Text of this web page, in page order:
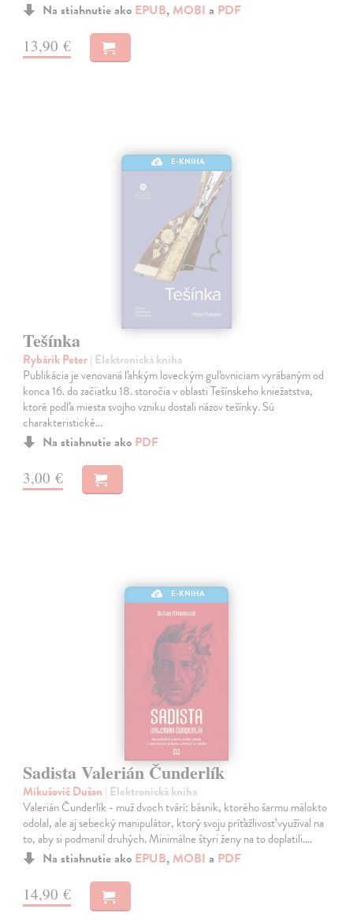
Na stiahnutie ako EPUB, MOBI a PDF
13,90 €
E-KNIHA
Tešínka
Rybárik Peter| Elektronická kniha
Publikácia je venovaná ľahkým loveckým guľovniciam vyrábaným od
konca 16. do začiatku 18. storočia v oblasti Tešínskeho kniežatstva,
ktoré podľa miesta svojho vzniku dostali názov tešínky. Sú
charakteristické…
Na stiahnutie ako PDF
3,00 €
E-KNIHA
Sadista Valerián Čunderlík
Mikušovič Dušan | Elektronická kniha
Valerián Čunderlík - muž dvoch tvárí: básnik, ktorého šarmu málokto
odolal, ale aj sebecký manipulátor, ktorý svoju príťažlivosť využíval na
to, aby si podmanil druhých. Minimálne štyri ženy na to doplatili.…
Na stiahnutie ako EPUB, MOBI a PDF
14,90 €